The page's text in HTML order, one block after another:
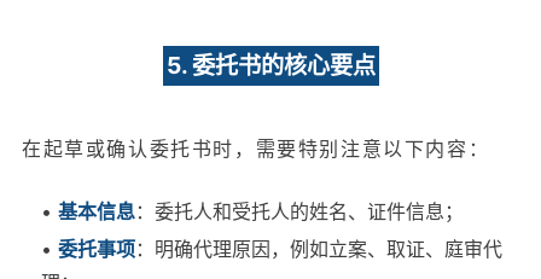
5. 委托书的核心要点
在起草或确认委托书时，需要特别注意以下内容：
• 基本信息：委托人和受托人的姓名、证件信息；
• 委托事项：明确代理原因，例如立案、取证、庭审代